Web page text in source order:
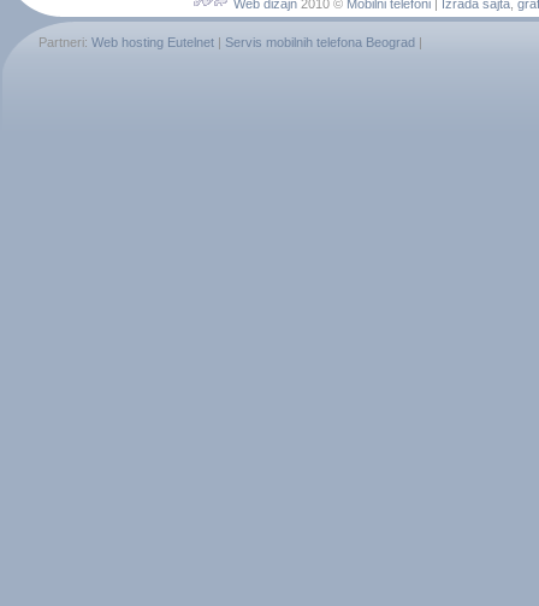
Web dizajn 2010 © Mobilni telefoni | Izrada sajta
Partneri: Web hosting Eutelnet | Servis mobilnih telefona Beograd |